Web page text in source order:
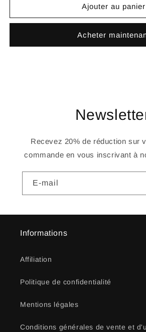
Ajouter au panier
Acheter
Recevez 20% de réduction sur
commande en vous inscrivant à
E-mail
Informations
Affiliation
Politique de confidentialité
Mentions légales
Conditions générales de vente et